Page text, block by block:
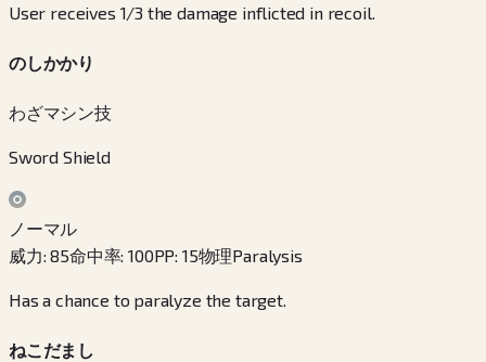
User receives 1/3 the damage inflicted in recoil.
のしかかり
わざマシン技
Sword Shield
ノーマル
威力:85命中率:100PP: 15物理Paralysis
Has a chance to paralyze the target.
ねこだまし